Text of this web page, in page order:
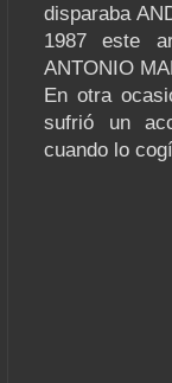
disparaba
1987 este
ANTONIO
En otra
sufrió un
cuando lo